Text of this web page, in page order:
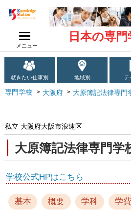
メニュー
日本の専門
就きたい仕事別 地域別 テ
専門学校 大阪府 大原簿記法律専門
大原簿記法律専門学
私立 大阪府大阪市浪速区
学校公式HPはこちら
基本 概要 学科 学費